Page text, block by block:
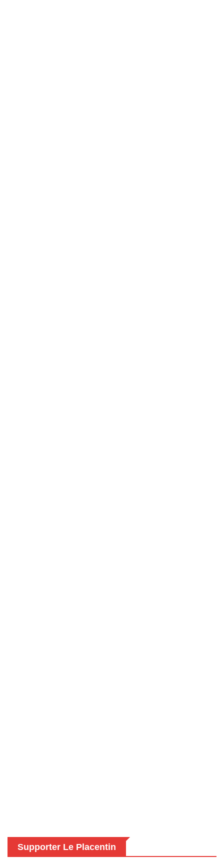
Supporter Le Placentin